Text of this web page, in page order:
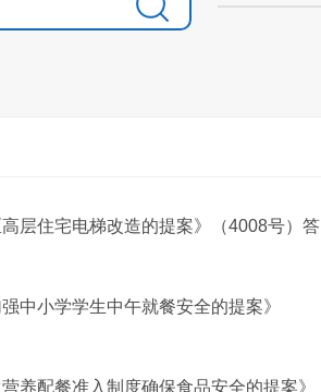
层住宅电梯改造的提案》（4008号）答
中小学学生中午就餐安全的提案》
养配餐准入制度确保食品安全的提案》